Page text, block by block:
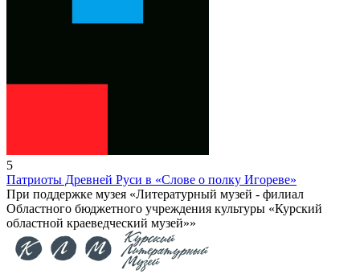
5
Патриоты Древней Руси в «Слове о полку Игореве»
При поддержке музея «Литературный музей - филиал
Областного бюджетного учреждения культуры «Курский
областной краеведческий музей»»